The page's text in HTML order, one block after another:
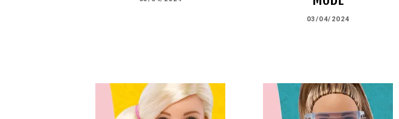
03/04/2024